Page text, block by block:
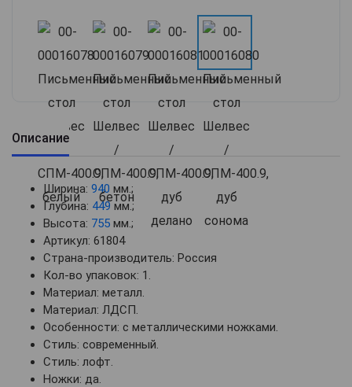
Описание
Ширина: 940 мм.;
Глубина: 449мм.;
Высота: 755 мм.;
Артикул: 61804
Страна-производитель: Россия
Кол-во упаковок: 1.
Материал: металл.
Материал: ЛДСП.
Особенности: с металлическими ножками.
Стиль: современный.
Стиль: лофт.
Ножки: да.